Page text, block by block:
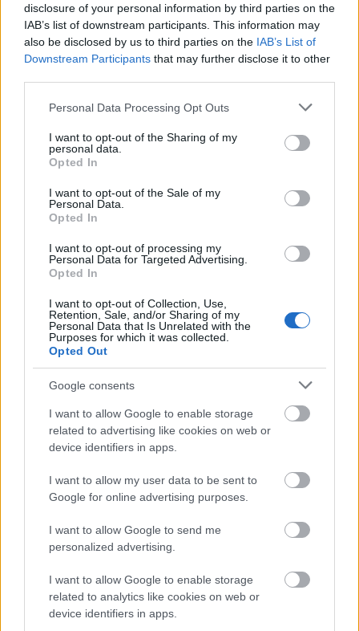
disclosure of your personal information by third parties on the
IAB’s list of downstream participants. This information may
also be disclosed by us to third parties on the IAB’s List of
Downstream Participants that may further disclose it to other
Please note that this website/app uses one or more Google
not limited to your visit or usage behaviour. You may click to
grant or deny consent to Google and its third-party tags to
use your data for below specified purposes in below Google
consent section.
Personal Data Processing Opt Outs
I want to opt-out of the Sharing of my
personal data.
Opted In
I want to opt-out of the Sale of my
Personal Data.
Opted In
I want to opt-out of processing my
Personal Data for Targeted Advertising.
Opted In
I want to opt-out of Collection, Use,
Retention, Sale, and/or Sharing of my
Personal Data that Is Unrelated with the
Purposes for which it was collected.
Opted Out
Google consents
I want to allow Google to enable storage
related to advertising like cookies on web or
device identifiers in apps.
I want to allow my user data to be sent to
Google for online advertising purposes.
I want to allow Google to send me
personalized advertising.
I want to allow Google to enable storage
related to analytics like cookies on web or
device identifiers in apps.
változatos szauna programokat, ezt követően pedig
azAquameditációs szobában és
élményzuhanyokbantisztulhat meg a megújulásra
vágyó test és lélek.
A napi élmények fokozásához a Casablanca Bár
orientális marokkói estjei hastánc bemutatóval,
vízipipa szeánsszal és marokkói ételkóstolóval
járulnak hozzá.
Mesés Shiraz****superior
A közel-keleti színvilágot megidéző szobákkal válik
belföldön nyaralva
egy egzotikus külföldi út élményében lehet részünk.
Izgalmas programok az aktív
pihenés kedvelőinek
Ha mindez nem lenne elég, egyedi élményt